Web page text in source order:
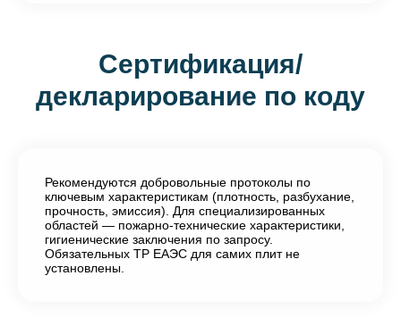
Сертификация/
декларирование по коду
Рекомендуются добровольные протоколы по
ключевым характеристикам (плотность, разбухание,
прочность, эмиссия). Для специализированных
областей — пожарно-технические характеристики,
гигиенические заключения по запросу.
Обязательных ТР ЕАЭС для самих плит не
установлены.